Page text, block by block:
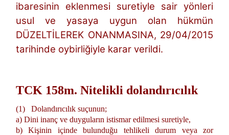
ibaresinin eklenmesi suretiyle sair yönleri
usul ve yasaya uygun olan hükmün
DÜZELTİLEREK ONANMASINA, 29/04/2015
tarihinde oybirliğiyle karar verildi.
TCK 158m. Nitelikli dolandırıcılık
(1) Dolandırıcılık suçunun;
a) Dini inanç ve duyguların istismar edilmesi suretiyle,
b) Kişinin içinde bulunduğu tehlikeli durum veya zor